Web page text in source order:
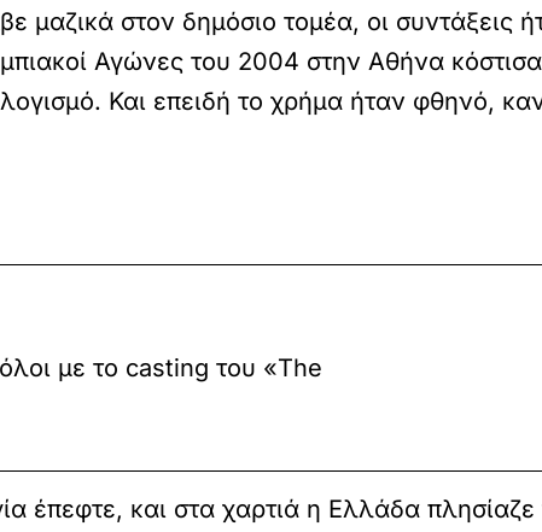
μαζικά στον δημόσιο τομέα, οι συντάξεις
Αγώνες του 2004 στην Αθήνα
Και επειδή το χρήμα ήταν φθηνό,
με το casting του «The
έπεφτε, και στα χαρτιά η Ελλάδα